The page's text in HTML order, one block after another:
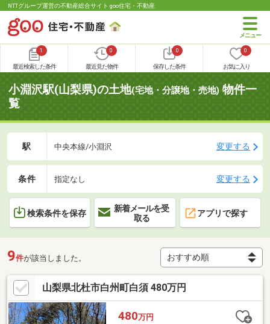
NTTグループ運営の不動産総合サイト goo住宅・不動産
1
最近検索した条件
0
最近見た物件
0
保存した条件
0
お気に入り
小淵沢駅(山梨県)の土地(宅地・分譲地・売地) 物件一
覧
駅 中央本線/小淵沢 変更する
条件 指定なし 変更する
検索条件を保存
新着メールを受
取る
アプリで探す
9件が該当しました。
山梨県北杜市白州町白須 480万円
480万円